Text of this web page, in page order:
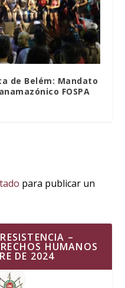
de Belém: Mandato
FOSPA
para publicar un
–
HUMANOS
DE 2024